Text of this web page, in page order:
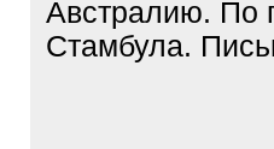
Австралию. По
Стамбула.